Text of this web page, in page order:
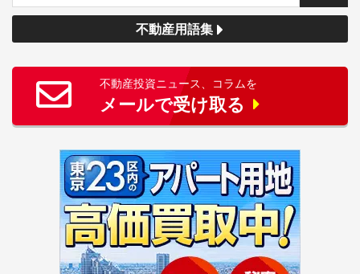
不動産用語集
不動産投資ニュース、コラムを
メールで受け取る